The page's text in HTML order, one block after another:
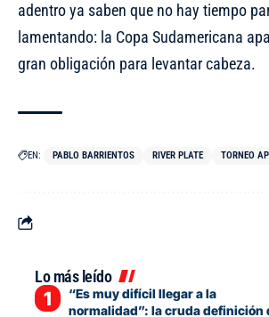
adentro ya saben que no hay tiempo
lamentando: la Copa Sudamericana
gran obligación para levantar cabeza.
EN: PABLO BARRIENTOS RIVER PLATE TORNEO
Lo más leído
“Es muy difícil llegar a la
normalidad”: la cruda definición